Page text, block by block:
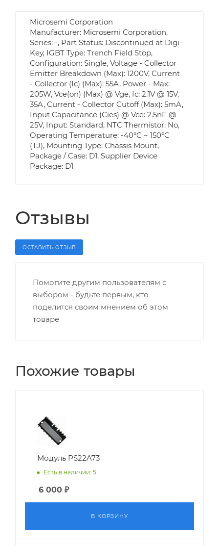
Microsemi Corporation
Manufacturer: Microsemi Corporation,
Series: -, Part Status: Discontinued at Digi-
Key, IGBT Type: Trench Field Stop,
Configuration: Single, Voltage - Collector
Emitter Breakdown (Max): 1200V, Current
- Collector (Ic) (Max): 55A, Power - Max:
205W, Vce(on) (Max) @ Vge, Ic: 2.1V @ 15V,
35A, Current - Collector Cutoff (Max): 5mA,
Input Capacitance (Cies) @ Vce: 2.5nF @
25V, Input: Standard, NTC Thermistor: No,
Operating Temperature: -40°C ~ 150°C
(TJ), Mounting Type: Chassis Mount,
Package / Case: D1, Supplier Device
Package: D1
Отзывы
ОСТАВИТЬ ОТЗЫВ
Помогите другим пользователям с
выбором - будьте первым, кто
поделится своим мнением об этом
товаре
Похожие товары
Модуль PS22A73
Есть в наличии: 5
6 000 ₽
В КОРЗИНУ